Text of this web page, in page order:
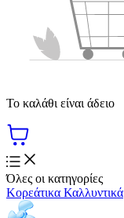
Το καλάθι είναι άδειο
Όλες οι κατηγορίες
Κορεάτικα Καλλυντικά